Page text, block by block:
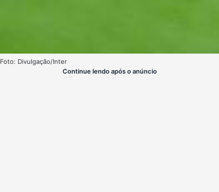
Foto: Divulgação/Inter
Continue lendo após o anúncio